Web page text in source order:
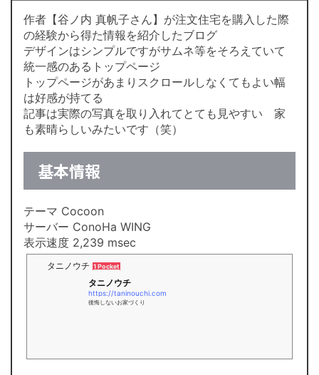
作者【谷ノ内 真帆子さん】が注文住宅を購入した際
の経験から得た情報を紹介したブログ
デザインはシンプルですがサムネ等をそろえていて
統一感のあるトップページ
トップページがあまりスクロールしなくてもよい幅
は好感が持てる
記事は実際の写真を取り入れてとても見やすい 家
も素晴らしいみたいです（笑）
基本情報
テーマ Cocoon
サーバー ConoHa WING
表示速度 2,239 msec
タニノウチ 1 Pocket
タニノウチ
https://taninouchi.com
後悔しないお家づくり